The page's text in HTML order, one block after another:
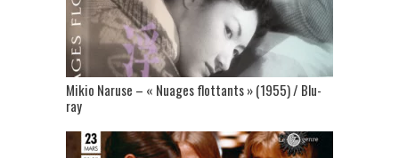
Mikio Naruse – « Nuages flottants » (1955) / Blu-
ray